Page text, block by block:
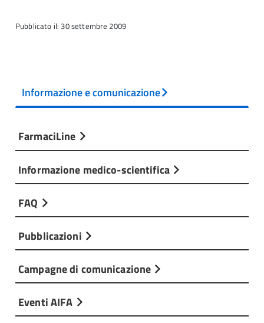
Pubblicato il: 30 settembre 2009
Informazione e comunicazione
FarmaciLine
Informazione medico-scientifica
FAQ
Pubblicazioni
Campagne di comunicazione
Eventi AIFA